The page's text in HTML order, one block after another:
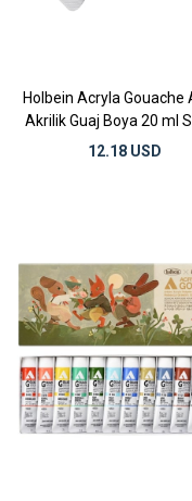
Holbein Acryla Gouache
Akrilik Guaj Boya 20 ml
Opaque Black
12.18 USD